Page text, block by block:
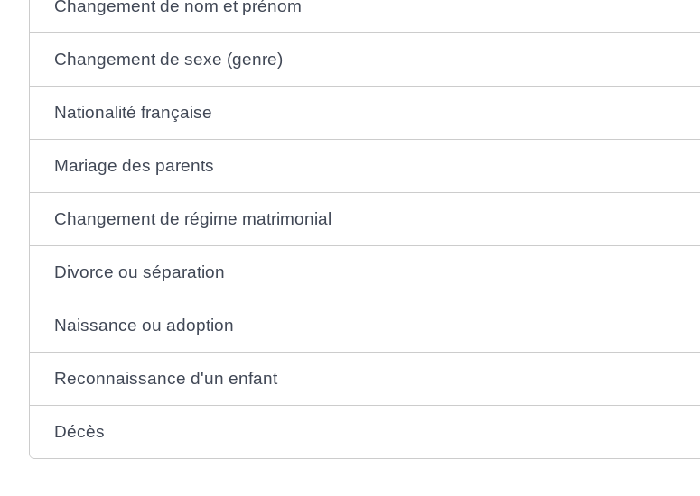
Changement de nom et prénom
Changement de sexe (genre)
Nationalité française
Mariage des parents
Changement de régime matrimonial
Divorce ou séparation
Naissance ou adoption
Reconnaissance d'un enfant
Décès